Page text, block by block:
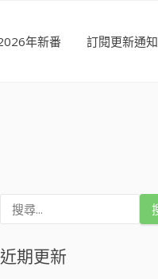
年新番 訂閱更新通知
字
近期更新